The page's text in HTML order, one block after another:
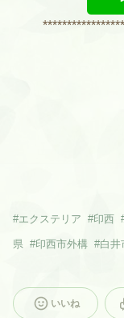
#エクステリア #印西
県 #印西市外構 #白井
いいね